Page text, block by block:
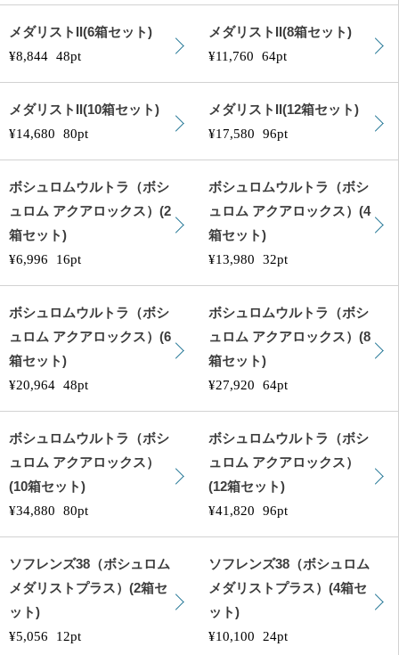
メダリストII(6箱セット)
¥8,844 48pt
メダリストII(8箱セット)
¥11,760 64pt
メダリストII(10箱セット)
¥14,680 80pt
メダリストII(12箱セット)
¥17,580 96pt
ボシュロムウルトラ（ボシ
ュロム アクアロックス）(2
箱セット)
¥6,996
16pt
ボシュロムウルトラ（ボシ
ュロム アクアロックス）(4
箱セット)
¥13,980 32pt
ボシュロムウルトラ（ボシ
ュロム アクアロックス）(6
箱セット)
¥20,964 48pt
ボシュロムウルトラ（ボシ
ュロム アクアロックス）(8
箱セット)
¥27,920 64pt
ボシュロムウルトラ（ボシ
ュロム アクアロックス）
(10箱セット)
¥34,880 80pt
ボシュロムウルトラ（ボシ
ュロム アクアロックス）
(12箱セット)
¥41,820 96pt
ソフレンズ38（ボシュロム
メダリストプラス）(2箱セ
ット)
¥5,056
12pt
ソフレンズ38（ボシュロム
メダリストプラス）(4箱セ
ット)
¥10,100
24pt